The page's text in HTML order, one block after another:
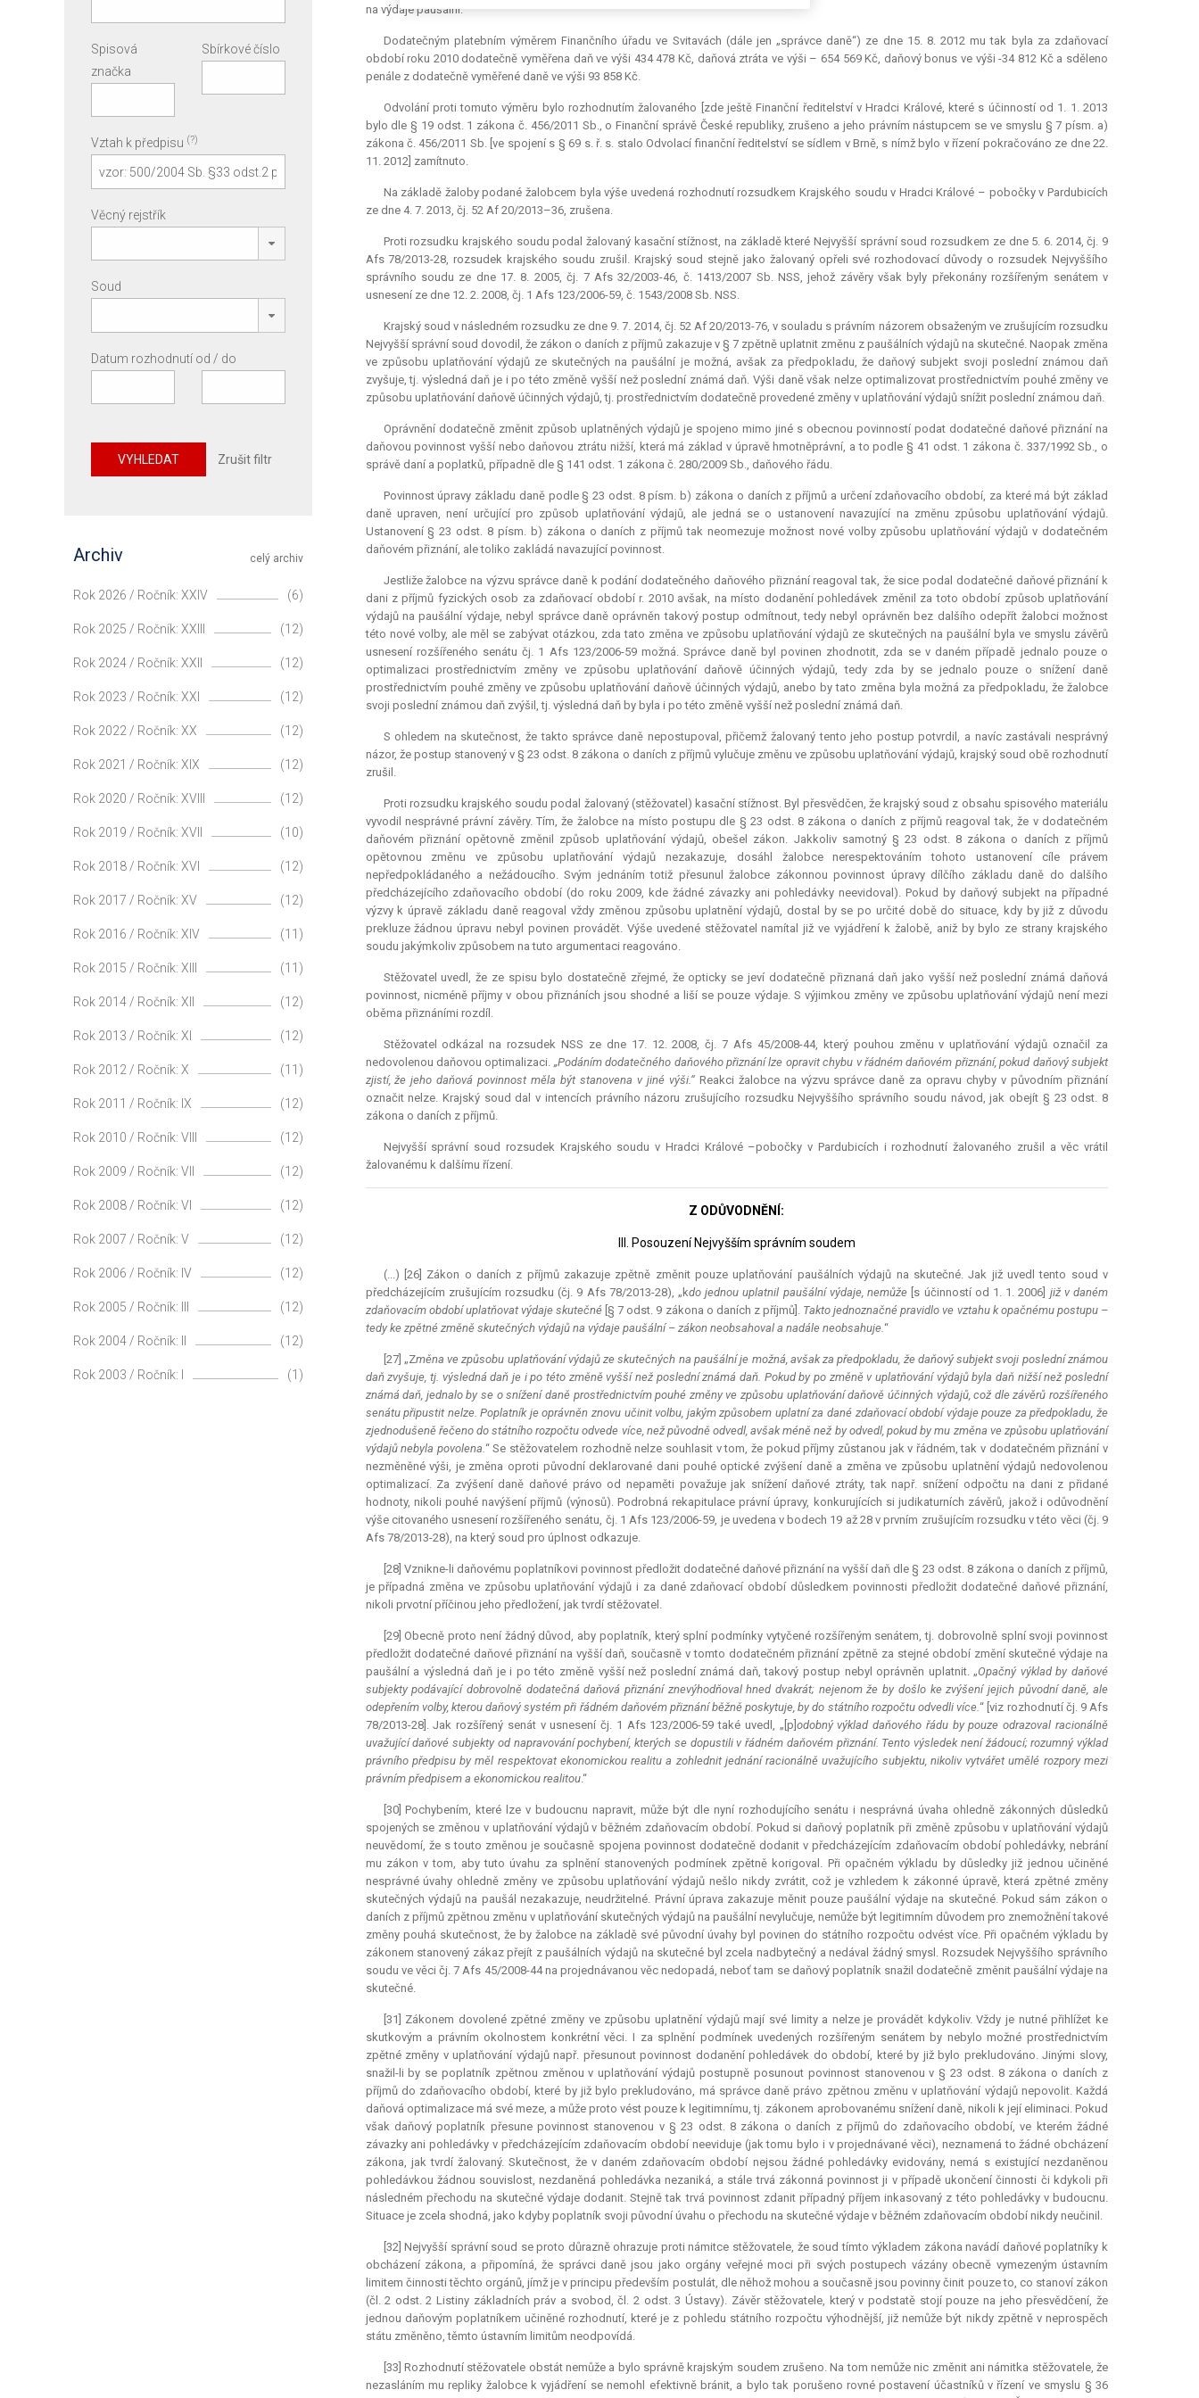
na výdaje paušální.
Dodatečným platebním výměrem Finančního úřadu ve Svitavách (dále jen „správce daně“) ze dne 15. 8. 2012 mu tak byla za zdaňovací
období roku 2010 dodatečně vyměřena daň ve výši 434 478 Kč, daňová ztráta ve výši – 654 569 Kč, daňový bonus ve výši -34 812 Kč a sděleno
penále z dodatečně vyměřené daně ve výši 93 858 Kč.
Odvolání proti tomuto výměru bylo rozhodnutím žalovaného [zde ještě Finanční ředitelství v Hradci Králové, které s účinností od 1. 1. 2013
bylo dle § 19 odst. 1 zákona č. 456/2011 Sb., o Finanční správě České republiky, zrušeno a jeho právním nástupcem se ve smyslu § 7 písm. a)
zákona č. 456/2011 Sb. [ve spojení s § 69 s. ř. s. stalo Odvolací finanční ředitelství se sídlem v Brně, s nímž bylo v řízení pokračováno ze dne 22.
11. 2012] zamítnuto.
Na základě žaloby podané žalobcem byla výše uvedená rozhodnutí rozsudkem Krajského soudu v Hradci Králové – pobočky v Pardubicích
ze dne 4. 7. 2013, čj. 52 Af 20/2013–36, zrušena.
Proti rozsudku krajského soudu podal žalovaný kasační stížnost, na základě které Nejvyšší správní soud rozsudkem ze dne 5. 6. 2014, čj. 9
Afs 78/2013-28, rozsudek krajského soudu zrušil. Krajský soud stejně jako žalovaný opřeli své rozhodovací důvody o rozsudek Nejvyššího
správního soudu ze dne 17. 8. 2005, čj. 7 Afs 32/2003-46, č. 1413/2007 Sb. NSS, jehož závěry však byly překonány rozšířeným senátem v
usnesení ze dne 12. 2. 2008, čj. 1 Afs 123/2006-59, č. 1543/2008 Sb. NSS.
Krajský soud v následném rozsudku ze dne 9. 7. 2014, čj. 52 Af 20/2013-76, v souladu s právním názorem obsaženým ve zrušujícím rozsudku
Nejvyšší správní soud dovodil, že zákon o daních z příjmů zakazuje v § 7 zpětně uplatnit změnu z paušálních výdajů na skutečné. Naopak změna
ve způsobu uplatňování výdajů ze skutečných na paušální je možná, avšak za předpokladu, že daňový subjekt svoji poslední známou daň
zvyšuje, tj. výsledná daň je i po této změně vyšší než poslední známá daň. Výši daně však nelze optimalizovat prostřednictvím pouhé změny ve
způsobu uplatňování daňově účinných výdajů, tj. prostřednictvím dodatečně provedené změny v uplatňování výdajů snížit poslední známou daň.
Oprávnění dodatečně změnit způsob uplatněných výdajů je spojeno mimo jiné s obecnou povinností podat dodatečné daňové přiznání na
daňovou povinnost vyšší nebo daňovou ztrátu nižší, která má základ v úpravě hmotněprávní, a to podle § 41 odst. 1 zákona č. 337/1992 Sb., o
správě daní a poplatků, případně dle § 141 odst. 1 zákona č. 280/2009 Sb., daňového řádu.
Povinnost úpravy základu daně podle § 23 odst. 8 písm. b) zákona o daních z příjmů a určení zdaňovacího období, za které má být základ
daně upraven, není určující pro způsob uplatňování výdajů, ale jedná se o ustanovení navazující na změnu způsobu uplatňování výdajů.
Ustanovení § 23 odst. 8 písm. b) zákona o daních z příjmů tak neomezuje možnost nové volby způsobu uplatňování výdajů v dodatečném
daňovém přiznání, ale toliko zakládá navazující povinnost.
Jestliže žalobce na výzvu správce daně k podání dodatečného daňového přiznání reagoval tak, že sice podal dodatečné daňové přiznání k
dani z příjmů fyzických osob za zdaňovací období r. 2010 avšak, na místo dodanění pohledávek změnil za toto období způsob uplatňování
výdajů na paušální výdaje, nebyl správce daně oprávněn takový postup odmítnout, tedy nebyl oprávněn bez dalšího odepřít žalobci možnost
této nové volby, ale měl se zabývat otázkou, zda tato změna ve způsobu uplatňování výdajů ze skutečných na paušální byla ve smyslu závěrů
usnesení rozšířeného senátu čj. 1 Afs 123/2006-59 možná. Správce daně byl povinen zhodnotit, zda se v daném případě jednalo pouze o
optimalizaci prostřednictvím změny ve způsobu uplatňování daňově účinných výdajů, tedy zda by se jednalo pouze o snížení daně
prostřednictvím pouhé změny ve způsobu uplatňování daňově účinných výdajů, anebo by tato změna byla možná za předpokladu, že žalobce
svoji poslední známou daň zvýšil, tj. výsledná daň by byla i po této změně vyšší než poslední známá daň.
S ohledem na skutečnost, že takto správce daně nepostupoval, přičemž žalovaný tento jeho postup potvrdil, a navíc zastávali nesprávný
názor, že postup stanovený v § 23 odst. 8 zákona o daních z příjmů vylučuje změnu ve způsobu uplatňování výdajů, krajský soud obě rozhodnutí
zrušil.
Proti rozsudku krajského soudu podal žalovaný (stěžovatel) kasační stížnost. Byl přesvědčen, že krajský soud z obsahu spisového materiálu
vyvodil nesprávné právní závěry. Tím, že žalobce na místo postupu dle § 23 odst. 8 zákona o daních z příjmů reagoval tak, že v dodatečném
daňovém přiznání opětovně změnil způsob uplatňování výdajů, obešel zákon. Jakkoliv samotný § 23 odst. 8 zákona o daních z příjmů
opětovnou změnu ve způsobu uplatňování výdajů nezakazuje, dosáhl žalobce nerespektováním tohoto ustanovení cíle právem
nepředpokládaného a nežádoucího. Svým jednáním totiž přesunul žalobce zákonnou povinnost úpravy dílčího základu daně do dalšího
předcházejícího zdaňovacího období (do roku 2009, kde žádné závazky ani pohledávky neevidoval). Pokud by daňový subjekt na případné
výzvy k úpravě základu daně reagoval vždy změnou způsobu uplatnění výdajů, dostal by se po určité době do situace, kdy by již z důvodu
prekluzežádnou úpravu nebyl povinen provádět. Výše uvedené stěžovatel namítal již ve vyjádření k žalobě, aniž by bylo ze strany krajského
soudu jakýmkoliv způsobem na tuto argumentaci reagováno.
Stěžovatel uvedl, že ze spisu bylo dostatečně zřejmé, že opticky se jeví dodatečně přiznaná daň jako vyšší než poslední známá daňová
povinnost, nicméně příjmy v obou přiznáních jsou shodné a liší se pouze výdaje. S výjimkou změny ve způsobu uplatňování výdajů není mezi
oběma přiznáními rozdíl.
Stěžovatel odkázal na rozsudek NSS ze dne 17. 12. 2008, čj. 7 Afs 45/2008-44, který pouhou změnu v uplatňování výdajů označil za
nedovolenou daňovou optimalizaci. „Podáním dodatečného daňového přiznání lze opravit chybu v řádném daňovém přiznání, pokud daňový subjekt
zjistí, že jeho daňová povinnost měla být stanovena v jiné výši.“Reakci žalobce na výzvu správce daně za opravu chyby v původním přiznání
označit nelze. Krajský soud dal v intencích právního názoru zrušujícího rozsudku Nejvyššího správního soudu návod, jak obejít § 23 odst. 8
zákona o daních z příjmů.
Nejvyšší správní soud rozsudek Krajského soudu v Hradci Králové –pobočky v Pardubicích i rozhodnutí žalovaného zrušil a věc vrátil
žalovanému k dalšímu řízení.
Z ODŮVODNĚNÍ:
III. Posouzení Nejvyšším správním soudem
(...) [26] Zákon o daních z příjmů zakazuje zpětně změnit pouze uplatňování paušálních výdajů na skutečné. Jak již uvedl tento soud v
předcházejícím zrušujícím rozsudku (čj. 9 Afs 78/2013-28), „kdo jednou uplatnil paušální výdaje, nemůže [s účinností od 1. 1. 2006] již v daném
zdaňovacím období uplatňovat výdaje skutečné[§ 7 odst. 9 zákona o daních z příjmů]. Takto jednoznačné pravidlo ve vztahu k opačnému postupu –
tedy ke zpětné změně skutečných výdajů na výdaje paušální – zákon neobsahoval a nadále neobsahuje.“
[27] „Změna ve způsobu uplatňování výdajů ze skutečných na paušální je možná, avšak za předpokladu, že daňový subjekt svoji poslední známou
daň zvyšuje, tj. výsledná daň je i po této změně vyšší než poslední známá daň. Pokud by po změně v uplatňování výdajů byla daň nižší než poslední
známá daň, jednalo by se o snížení daně prostřednictvím pouhé změny ve způsobu uplatňování daňově účinných výdajů, což dle závěrů rozšířeného
senátu připustit nelze. Poplatník je oprávněn znovu učinit volbu, jakým způsobem uplatní za dané zdaňovací období výdaje pouze za předpokladu, že
zjednodušeně řečeno do státního rozpočtu odvede více, než původně odvedl, avšak méně než by odvedl, pokud by mu změna ve způsobu uplatňování
výdajů nebyla povolena.“ Se stěžovatelem rozhodně nelze souhlasit v tom, že pokud příjmy zůstanou jak v řádném, tak v dodatečném přiznání v
nezměněné výši, je změna oproti původní deklarované dani pouhé optické zvýšení daně a změna ve způsobu uplatnění výdajů nedovolenou
optimalizací. Za zvýšení daně daňové právo od nepaměti považuje jak snížení daňové ztráty, tak např. snížení odpočtu na dani z přidané
hodnoty, nikoli pouhé navýšení příjmů (výnosů). Podrobná rekapitulace právní úpravy, konkurujících si judikaturních závěrů, jakož i odůvodnění
výše citovaného usnesení rozšířeného senátu, čj. 1 Afs 123/2006-59, je uvedena v bodech 19 až 28 v prvním zrušujícím rozsudku v této věci (čj. 9
Afs 78/2013-28), na který soud pro úplnost odkazuje.
[28] Vznikne-li daňovému poplatníkovi povinnost předložit dodatečné daňové přiznání na vyšší daň dle § 23 odst. 8 zákona o daních z příjmů,
je případná změna ve způsobu uplatňování výdajů i za dané zdaňovací období důsledkem povinnosti předložit dodatečné daňové přiznání,
nikoli prvotní příčinou jeho předložení, jak tvrdí stěžovatel.
[29] Obecně proto není žádný důvod, aby poplatník, který splní podmínky vytyčené rozšířeným senátem, tj. dobrovolně splní svoji povinnost
předložit dodatečné daňové přiznání na vyšší daň, současně v tomto dodatečném přiznání zpětně za stejné období změní skutečné výdaje na
paušální a výsledná daň je i po této změně vyšší než poslední známá daň, takový postup nebyl oprávněn uplatnit. „Opačný výklad by daňové
subjekty podávající dobrovolně dodatečná daňová přiznání znevýhodňoval hned dvakrát; nejenom že by došlo ke zvýšení jejich původní daně, ale
odepřením volby, kterou daňový systém při řádném daňovém přiznání běžně poskytuje, by do státního rozpočtu odvedli více.“ [viz rozhodnutí čj. 9 Afs
78/2013-28]. Jak rozšířený senát v usnesení čj. 1 Afs 123/2006-59 také uvedl, „[p] odobný výklad daňového řádu by pouze odrazoval racionálně
uvažující daňové subjekty od napravování pochybení, kterých se dopustili v řádném daňovém přiznání. Tento výsledek není žádoucí; rozumný výklad
právního předpisu by měl respektovat ekonomickou realitu a zohlednit jednání racionálně uvažujícího subjektu, nikoliv vytvářet umělé rozpory mezi
právním předpisem a ekonomickou realitou.“
[30] Pochybením, které lze v budoucnu napravit, může být dle nyní rozhodujícího senátu i nesprávná úvaha ohledně zákonných důsledků
spojených se změnou v uplatňování výdajů v běžném zdaňovacím období. Pokud si daňový poplatník při změně způsobu v uplatňování výdajů
neuvědomí, že s touto změnou je současně spojena povinnost dodatečně dodanit v předcházejícím zdaňovacím období pohledávky, nebrání
mu zákon v tom, aby tuto úvahu za splnění stanovených podmínek zpětně korigoval. Při opačném výkladu by důsledky již jednou učiněné
nesprávné úvahy ohledně změny ve způsobu uplatňování výdajů nešlo nikdy zvrátit, což je vzhledem k zákonné úpravě, která zpětné změny
skutečných výdajů na paušál nezakazuje, neudržitelné. Právní úprava zakazuje měnit pouze paušální výdaje na skutečné. Pokud sám zákon o
daních z příjmů zpětnou změnu v uplatňování skutečných výdajů na paušální nevylučuje, nemůže být legitimním důvodem pro znemožnění takové
změny pouhá skutečnost, že by žalobce na základě své původní úvahy byl povinen do státního rozpočtu odvést více. Při opačném výkladu by
zákonem stanovený zákaz přejít z paušálních výdajů na skutečné byl zcela nadbytečný a nedával žádný smysl. Rozsudek Nejvyššího správního
soudu ve věci čj. 7 Afs 45/2008-44 na projednávanou věc nedopadá, neboť tam se daňový poplatník snažil dodatečně změnit paušální výdaje na
skutečné.
[31] Zákonem dovolené zpětné změny ve způsobu uplatnění výdajů mají své limity a nelze je provádět kdykoliv. Vždy je nutné přihlížet ke
skutkovým a právním okolnostem konkrétní věci. I za splnění podmínek uvedených rozšířeným senátem by nebylo možné prostřednictvím
zpětné změny v uplatňování výdajů např. přesunout povinnost dodanění pohledávek do období, které by již bylo prekludováno. Jinými slovy,
snažil-li by se poplatník zpětnou změnou v uplatňování výdajů postupně posunout povinnost stanovenou v § 23 odst. 8 zákona o daních z
příjmů do zdaňovacího období, které by již bylo prekludováno, má správce daně právo zpětnou změnu v uplatňování výdajů nepovolit. Každá
daňová optimalizace má své meze, a může proto vést pouze k legitimnímu, tj. zákonem aprobovanému snížení daně, nikoli k její eliminaci. Pokud
však daňový poplatník přesune povinnost stanovenou v § 23 odst. 8 zákona o daních z příjmů do zdaňovacího období, ve kterém žádné
závazky ani pohledávky v předcházejícím zdaňovacím období neeviduje (jak tomu bylo i v projednávané věci), neznamená to žádné obcházení
zákona, jak tvrdí žalovaný. Skutečnost, že v daném zdaňovacím období nejsou žádné pohledávky evidovány, nemá s existující nezdaněnou
pohledávkou žádnou souvislost, nezdaněná pohledávka nezaniká, a stále trvá zákonná povinnost ji v případě ukončení činnosti či kdykoli při
následném přechodu na skutečné výdaje dodanit. Stejně tak trvá povinnost zdanit případný příjem inkasovaný z této pohledávky v budoucnu.
Situace je zcela shodná, jako kdyby poplatník svoji původní úvahu o přechodu na skutečné výdaje v běžném zdaňovacím období nikdy neučinil.
[32] Nejvyšší správní soud se proto důrazně ohrazuje proti námitce stěžovatele, že soud tímto výkladem zákona navádí daňové poplatníky k
obcházení zákona, a připomíná, že správci daně jsou jako orgány veřejné moci při svých postupech vázány obecně vymezeným ústavním
limitem činnosti těchto orgánů, jímž je v principu především postulát, dle něhož mohou a současně jsou povinny činit pouze to, co stanoví zákon
(čl. 2 odst. 2 Listiny základních práv a svobod, čl. 2 odst. 3 Ústavy). Závěr stěžovatele, který v podstatě stojí pouze na jeho přesvědčení, že
jednou daňovým poplatníkem učiněné rozhodnutí, které je z pohledu státního rozpočtu výhodnější, již nemůže být nikdy zpětně v neprospěch
státu změněno, těmto ústavním limitům neodpovídá.
[33] Rozhodnutí stěžovatele obstát nemůže a bylo správně krajským soudem zrušeno. Na tom nemůže nic změnit ani námitka stěžovatele, že
nezasláním mu repliky žalobce k vyjádření se nemohl efektivně bránit, a bylo tak porušeno rovné postavení účastníků v řízení ve smyslu § 36
Spisová
značka
Sbírkové číslo
Vztah k předpisu (?)
Věcný rejstřík
Soud
Datum rozhodnutí od / do
VYHLEDAT Zrušit filtr
celý archiv
Archiv
Rok 2026 / Ročník: XXIV (6)
Rok 2025 / Ročník: XXIII (12)
Rok 2024 / Ročník: XXII (12)
Rok 2023 / Ročník: XXI (12)
Rok 2022 / Ročník: XX (12)
Rok 2021 / Ročník: XIX (12)
Rok 2020 / Ročník: XVIII (12)
Rok 2019 / Ročník: XVII (10)
Rok 2018 / Ročník: XVI (12)
Rok 2017 / Ročník: XV (12)
Rok 2016 / Ročník: XIV (11)
Rok 2015 / Ročník: XIII (11)
Rok 2014 / Ročník: XII (12)
Rok 2013 / Ročník: XI (12)
Rok 2012 / Ročník: X (11)
Rok 2011 / Ročník: IX (12)
Rok 2010 / Ročník: VIII (12)
Rok 2009 / Ročník: VII (12)
Rok 2008 / Ročník: VI (12)
Rok 2007 / Ročník: V (12)
Rok 2006 / Ročník: IV (12)
Rok 2005 / Ročník: III (12)
Rok 2004 / Ročník: II (12)
Rok 2003 / Ročník: I (1)